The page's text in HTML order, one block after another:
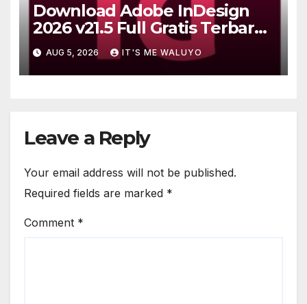
Download Adobe InDesign
2026 v21.5 Full Gratis Terbaru
Version
AUG 5, 2026 IT'S ME WALUYO
Leave a Reply
Your email address will not be published.
Required fields are marked *
Comment *